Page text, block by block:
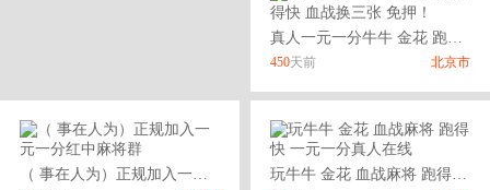
真人一元一分牛牛 金花 跑得快 血战换三张 免押！
450天前 北京市
（ 事在人为）正规加入一元一分红中麻将群 玩牛牛 金花 血战麻将 跑得快 一元一分真人在线